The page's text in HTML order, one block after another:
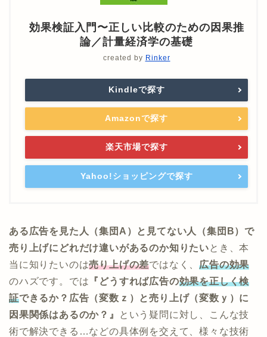
効果検証入門〜正しい比較のための因果推
論／計量経済学の基礎
created by Rinker
Kindleで探す
Amazonで探す
楽天市場で探す
Yahoo!ショッピングで探す
ある広告を見た人（集団A）と見てない人（集団B）で
売り上げにどれだけ違いがあるのか知りたいとき、本
当に知りたいのは売り上げの差ではなく、広告の効果
のハズです。では 『どうすれば広告の効果を正しく検
証できるか？広告（変数ｚ）と売り上げ（変数ｙ）に
因果関係はあるのか？』
という疑問に対し、こんな技
術で解決できる…などの具体例を交えて、様々な技術